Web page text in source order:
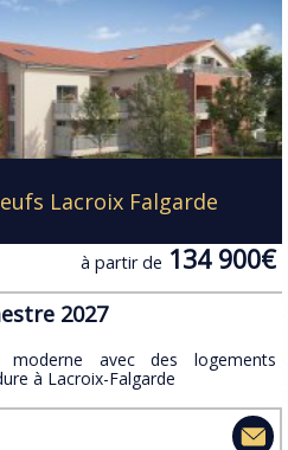
Lacroix Falgarde
à partir de 134 900€
2027
moderne avec des logements
à Lacroix-Falgarde